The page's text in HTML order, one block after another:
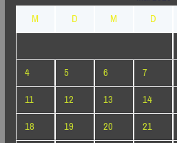
M
D M D
4
5 6 7
11
12 13 14
18
19 20 21